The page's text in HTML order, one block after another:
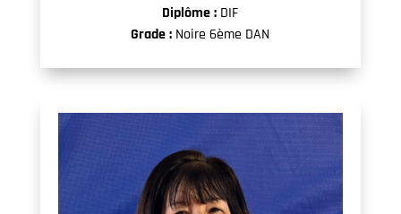
Diplôme : DIF
Grade : Noire 6ème DAN